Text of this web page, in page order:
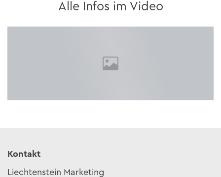
Alle Infos im Video
Kontakt
Liechtenstein Marketing